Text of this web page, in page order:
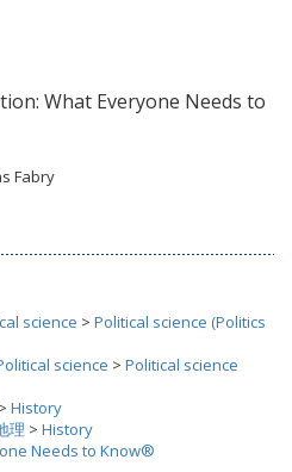
What Everyone Needs to
Fabry
science > Political science (Politics
science > Political science
> History
理 > History
Needs to Know®